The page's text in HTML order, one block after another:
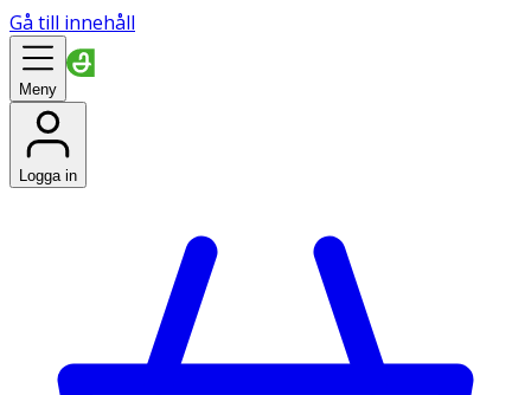
Gå till innehåll
Meny
Logga in